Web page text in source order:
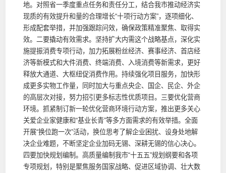
地。对照省一季度重点任务和责任分工，结合我市推动经济实
现质的有效提升和量的合理增长“十项行动方案”，逐项细化、
形成配套举措，并加强跟踪问效，确保政策精准聚焦、取得实
效。二要撬动有效需求。坚持扩大内需这个战略基点，深化实
施提振消费专项行动，加力拓展粉丝经济、赛事经济、首店经
济等新模式和大件消费、终端消费、入境消费等新需求，更好
释放大通道、大枢纽促消费作用。持续强化项目服务，加快形
成更多实物工作量，同时加大与重点央企、国企、民企、外企
的高层次对接，努力招引更多标志性优质项目。三要优化营商
环境。抓紧制订新一轮优化营商环境行动方案，推出更多关心
关爱企业家健康和“基业长青”等多方面需求的有效举措。全面
开展“换位跑一次”活动，换位思考了解企业困扰、设身处地解
决企业难题，不断坚定企业加码无锡、深耕无锡的信心决心。
四要加快规划编制。高质量编制我市“十五五”规划纲要和各项
专项规划，特别是聚焦服务国家战略、促进区域协调、壮大数